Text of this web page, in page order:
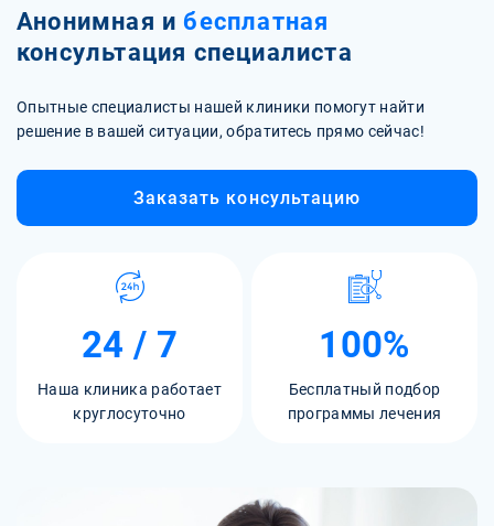
Анонимная и бесплатная
консультация специалиста
Опытные специалисты нашей клиники помогут найти
решение в вашей ситуации, обратитесь прямо сейчас!
Заказать консультацию
24 / 7
Наша клиника работает
круглосуточно
100%
Бесплатный подбор
программы лечения